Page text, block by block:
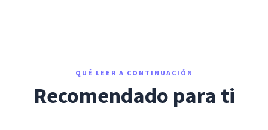
QUÉ LEER A CONTINUACIÓN
Recomendado para ti